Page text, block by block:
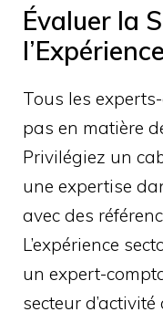
Évaluer la
Tous les
pas en matière
Privilégiez un
une expertise
avec des
L’expérience
un expert-
secteur